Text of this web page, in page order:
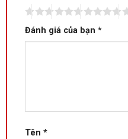
Đánh giá của bạn *
Tên *